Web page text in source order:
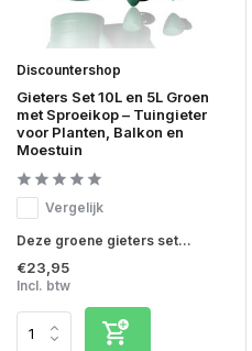
Discountershop
Gieters Set 10L en 5L Groen
met Sproeikop – Tuingieter
voor Planten, Balkon en
Moestuin
Vergelijk
Deze groene gieters set...
€23,95
Incl. btw